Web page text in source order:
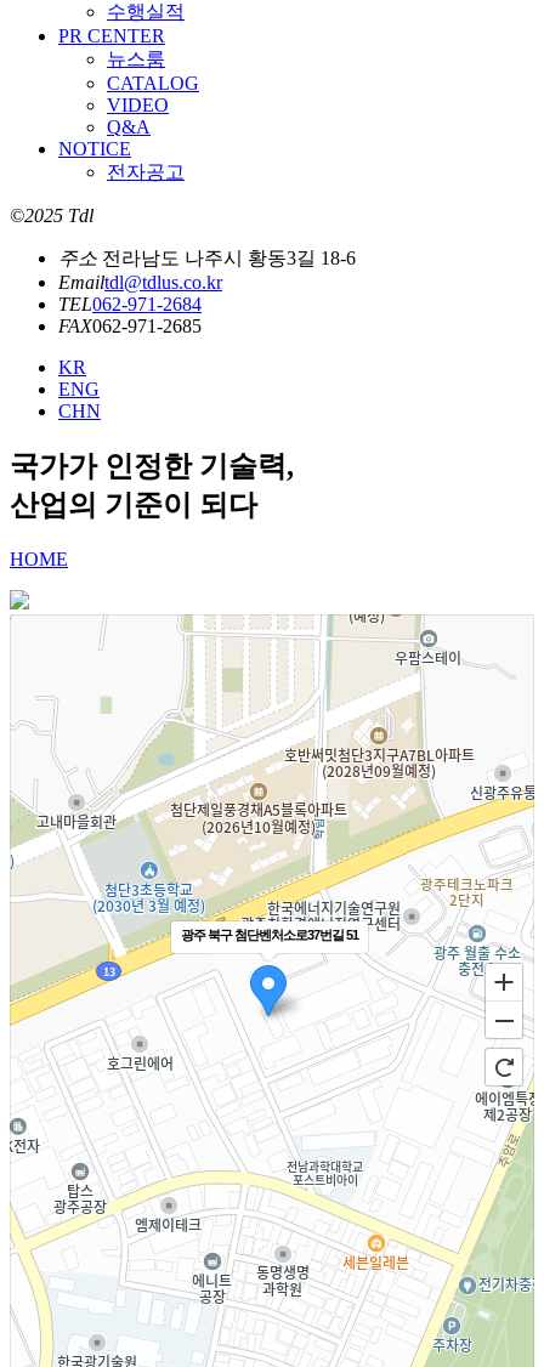
수행실적
PR CENTER
뉴스룸
CATALOG
VIDEO
Q&A
NOTICE
전자공고
©2025 Tdl
주소 전라남도 나주시 황동3길 18-6
Emailtdl@tdlus.co.kr
TEL062-971-2684
FAX062-971-2685
KR
ENG
CHN
국가가 인정한 기술력,
산업의 기준이 되다
HOME
광주 북구 첨단벤처소로37번길 51